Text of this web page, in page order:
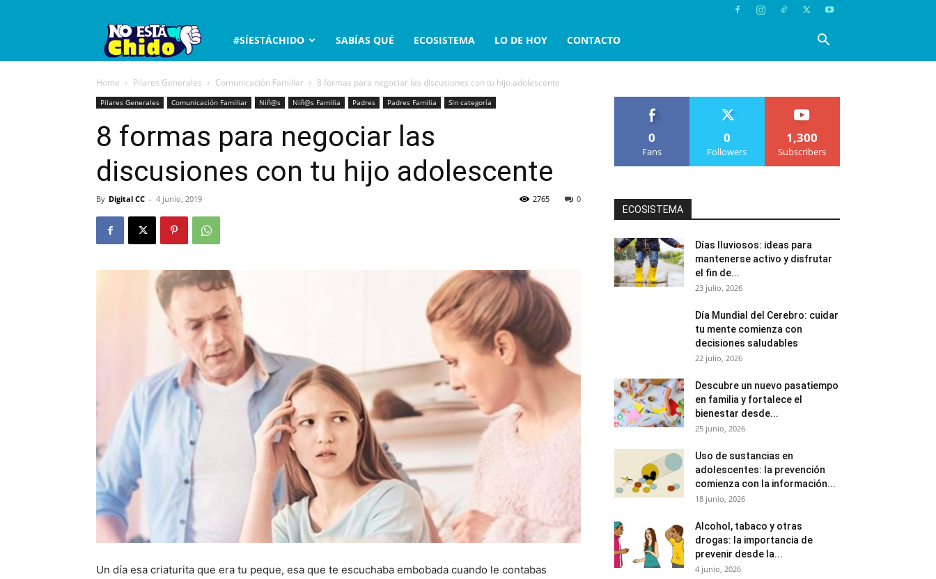
No
está
#SÍESTÁCHIDO SABÍAS QUÉ ECOSISTEMA LO DE HOY CONTACTO
Home Pilares Generales Comunicación Familiar 8 formas para negociar las discusiones con tu hijo adolescente
Pilares Generales Comunicación Familiar Niñ@s Niñ@s Familia Padres Padres Familia Sin categoría
8 formas para negociar las
discusiones con tu hijo adolescente
By Digital CC - 4 junio, 2019 0
2765
Un día esa criaturita que era tu peque, esa que te escuchaba embobada cuando le contabas
0
Fans
0
Followers
1,300
Subscribers
ECOSISTEMA
Días lluviosos: ideas para
mantenerse activo y disfrutar
el fin de...
23 julio, 2026
Día Mundial del Cerebro: cuidar
tu mente comienza con
decisiones saludables
22 julio, 2026
Descubre un nuevo pasatiempo
en familia y fortalece el
bienestar desde...
25 junio, 2026
Uso de sustancias en
adolescentes: la prevención
comienza con la información...
18 junio, 2026
Alcohol, tabaco y otras
drogas: la importancia de
prevenir desde la...
4 junio, 2026